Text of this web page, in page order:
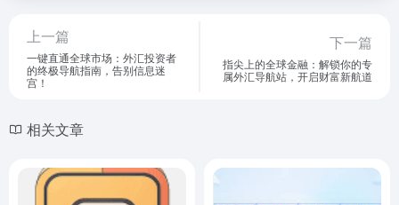
上一篇
一键直通全球市场：外汇投资者
的终极导航指南，告别信息迷
宫！
下一篇
指尖上的全球金融：解锁你的专
属外汇导航站，开启财富新航道
相关文章